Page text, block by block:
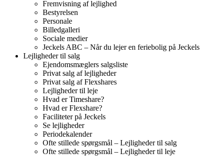
Fremvisning af lejlighed
Bestyrelsen
Personale
Billedgalleri
Sociale medier
Jeckels ABC – Når du lejer en feriebolig på Jeckels
Lejligheder til salg
Ejendomsmæglers salgsliste
Privat salg af lejligheder
Privat salg af Flexshares
Lejligheder til leje
Hvad er Timeshare?
Hvad er Flexshare?
Faciliteter på Jeckels
Se lejligheder
Periodekalender
Ofte stillede spørgsmål – Lejligheder til salg
Ofte stillede spørgsmål – Lejligheder til leje